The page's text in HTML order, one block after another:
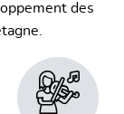
des